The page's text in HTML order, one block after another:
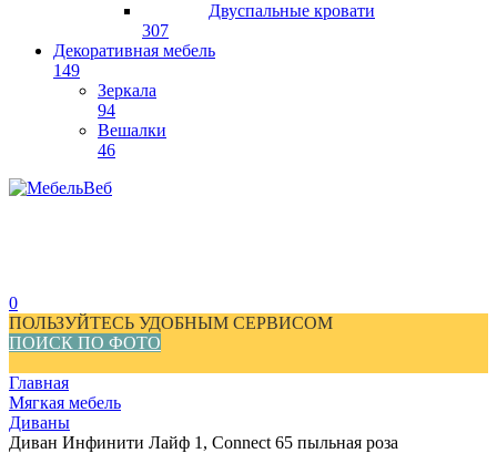
Двуспальные кровати
307
Декоративная мебель
149
Зеркала
94
Вешалки
46
0
ПОЛЬЗУЙТЕСЬ УДОБНЫМ СЕРВИСОМ
ПОИСК ПО ФОТО
Главная
Мягкая мебель
Диваны
Диван Инфинити Лайф 1, Connect 65 пыльная роза